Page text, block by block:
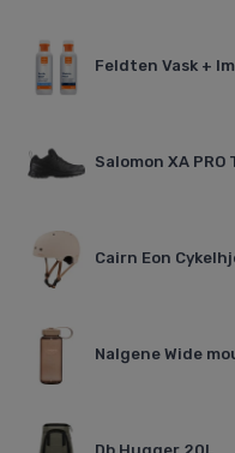
Feldten Vask +
Salomon XA PRO
Cairn Eon
Nalgene Wide